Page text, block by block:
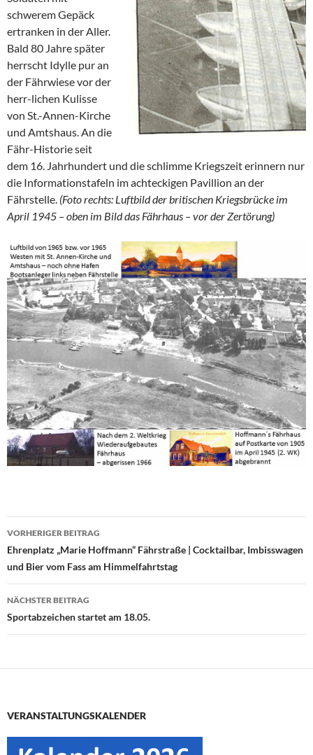
schwerem Gepäck
ertranken in der Aller.
Bald 80 Jahre später
herrscht Idylle pur an
der Fährwiese vor der
herr-lichen Kulisse
von St.-Annen-Kirche
und Amtshaus. An die
Fähr-Historie seit
dem 16. Jahrhundert und die schlimme Kriegszeit erinnern nur
die Informationstafeln im achteckigen Pavillion an der
Fährstelle. (Foto rechts: Luftbild der britischen Kriegsbrücke im
April 1945 – oben im Bild das Fährhaus – vor der Zertörung)
Beitragsnavigation
VORHERIGER BEITRAG
Ehrenplatz „Marie Hoffmann“ Fährstraße | Cocktailbar, Imbisswagen
und Bier vom Fass am Himmelfahrtstag
NÄCHSTER BEITRAG
Sportabzeichen startet am 18.05.
VERANSTALTUNGSKALENDER